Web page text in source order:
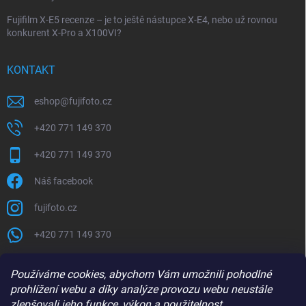
Používáme cookies, abychom Vám umožnili pohodlné
prohlížení webu a díky analýze provozu webu neustále
Fujifilm X-E5 recenze – je to ještě nástupce X-E4, nebo už rovnou
konkurent X-Pro a X100VI?
KONTAKT
eshop@fujifoto.cz
+420 771 149 370
+420 771 149 370
Náš facebook
fujifoto.cz
+420 771 149 370
PŘIJÍMÁME ONLINE PLATBY